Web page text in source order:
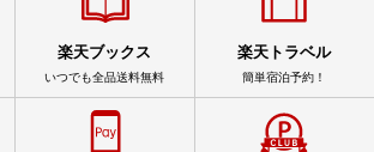
楽天ブックス
いつでも全品送料無料
楽天トラベル
簡単宿泊予約！